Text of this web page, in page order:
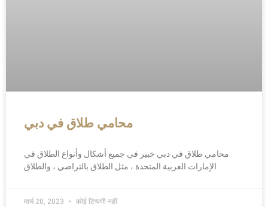
محامي طلاق في دبي
محامي طلاق في دبي خبير في جميع أشكال وأنواع الطلاق في
الإمارات العربية المتحدة ، مثل الطلاق بالتراضي ، والطلاق
मार्च 20, 2023 कोई टिप्पणी नहीं